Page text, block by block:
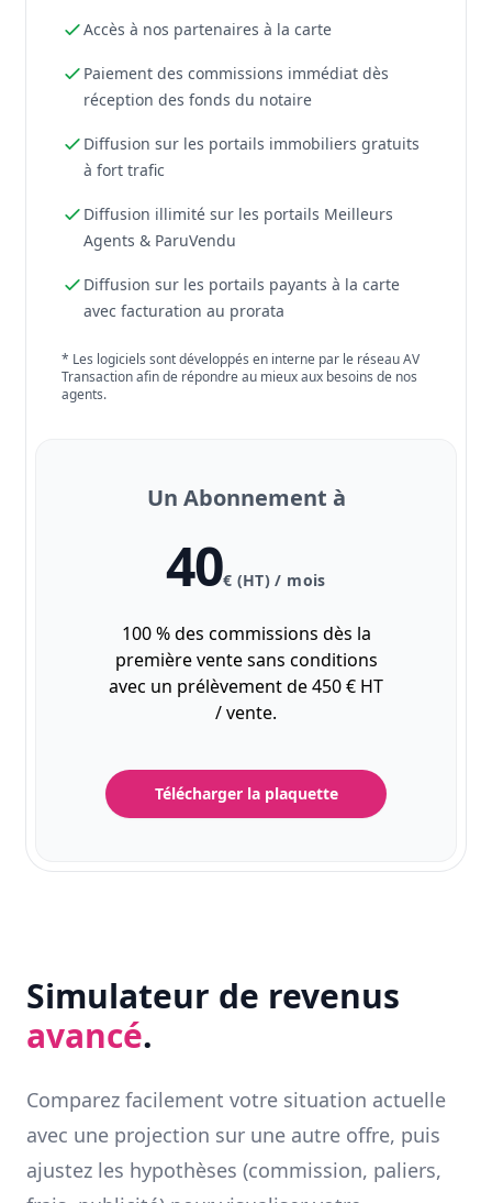
Accès à nos partenaires à la carte
Paiement des commissions immédiat dès
réception des fonds du notaire
Diffusion sur les portails immobiliers gratuits
à fort trafic
Diffusion illimité sur les portails Meilleurs
Agents & ParuVendu
Diffusion sur les portails payants à la carte
avec facturation au prorata
* Les logiciels sont développés en interne par le réseau AV
Transaction afin de répondre au mieux aux besoins de nos
agents.
Un Abonnement à
40€ (HT) / mois
100 % des commissions dès la
première vente sans conditions
avec un prélèvement de 450 € HT
/ vente.
Télécharger la plaquette
Simulateur de revenus
avancé.
Comparez facilement votre situation actuelle
avec une projection sur une autre offre, puis
ajustez les hypothèses (commission, paliers,